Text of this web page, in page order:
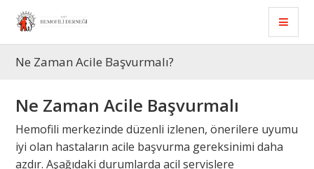
Ne Zaman Acile Başvurmalı?
Ne Zaman Acile Başvurmalı
Hemofili merkezinde düzenli izlenen, önerilere uyumu
iyi olan hastaların acile başvurma gereksinimi daha
azdır. Aşağıdaki durumlarda acil servislere